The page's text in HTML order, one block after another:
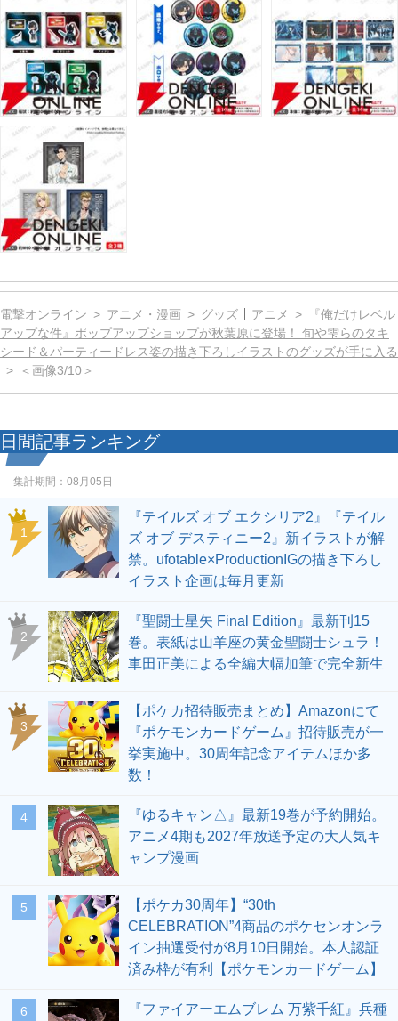
電撃オンライン アニメ・漫画 グッズ アニメ
『俺だけレベル
アップな件』ポップアップショップが秋葉原に登場！ 旬や雫らのタキ
シード＆パーティードレス姿の描き下ろしイラストのグッズが手に入る
＜画像3/10＞
日間記事ランキング
集計期間： 08月05日
1
『テイルズ オブ エクシリア2』『テイル
ズ オブ デスティニー2』新イラストが解
禁。ufotable×ProductionIGの描き下ろし
イラスト企画は毎月更新
2
『聖闘士星矢 Final Edition』最新刊15
巻。表紙は山羊座の黄金聖闘士シュラ！
車田正美による全編大幅加筆で完全新生
3
【ポケカ招待販売まとめ】Amazonにて
『ポケモンカードゲーム』招待販売が一
挙実施中。30周年記念アイテムほか多
数！
4
『ゆるキャン△』最新19巻が予約開始。
アニメ4期も2027年放送予定の大人気キ
ャンプ漫画
5
【ポケカ30周年】“30th
CELEBRATION”4商品のポケセンオンラ
イン抽選受付が8月10日開始。本人認証
済み枠が有利【ポケモンカードゲーム】
6
『ファイアーエムブレム 万紫千紅』兵種